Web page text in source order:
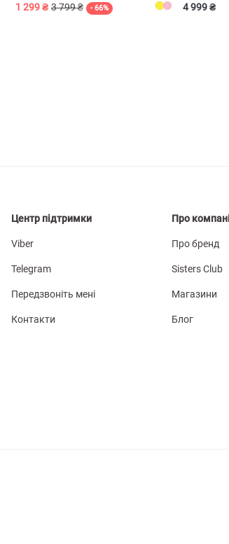
1 299 ₴ 3 799 ₴ - 66% 4 999 ₴
Центр підтримки
Viber
Telegram
Передзвоніть мені
Контакти
Про
Про бренд
Sisters Club
Магазини
Блог